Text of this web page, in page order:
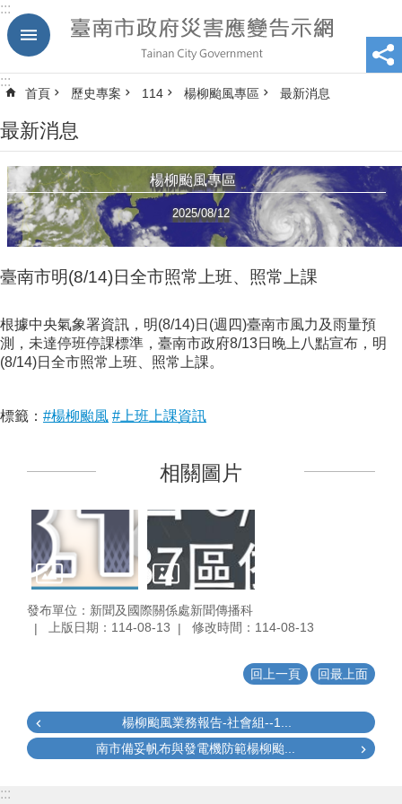
跳到主要內容區塊
:::
:::
首頁 歷史專案 114 楊柳颱風專區 最新消息
最新消息
楊柳颱風專區
2025/08/12
臺南市明(8/14)日全市照常上班、照常上課
根據中央氣象署資訊，明(8/14)日(週四)臺南市風力及雨量預
測，未達停班停課標準，臺南市政府8/13日晚上八點宣布，明
(8/14)日全市照常上班、照常上課。
標籤： #楊柳颱風 #上班上課資訊
相關圖片
發布單位：新聞及國際關係處新聞傳播科
上版日期：114-08-13
修改時間：114-08-13
回上一頁 回最上面
楊柳颱風業務報告-社會組--1...
南市備妥帆布與發電機防範楊柳颱...
:::